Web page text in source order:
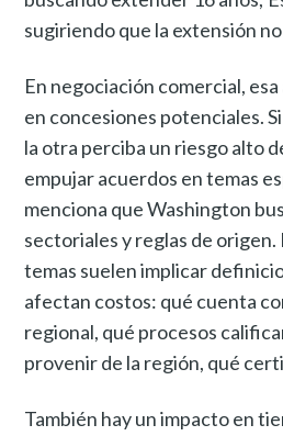
sugiriendo que la extensión
En negociación comercial,
en concesiones potenciales.
la otra perciba un riesgo alto
empujar acuerdos en temas
menciona que Washington
sectoriales y reglas de origen.
temas suelen implicar
afectan costos: qué cuenta
regional, qué procesos
provenir de la región, qué
También hay un impacto en